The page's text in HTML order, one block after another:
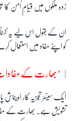
زدہ ملکوں میں قیامِ امن
ان کے بقول اس لیے یہ
کو اپنے مفاد میں استعمال
’بھارت کے مفادات
ایک سینئر تجزیہ کار
تشویش ہے۔ بھارت کے